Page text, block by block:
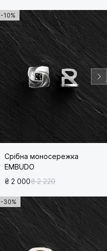
-10%
Срібна моносережка
EMBUDO
₴ 2 000₴ 2 220
-30%